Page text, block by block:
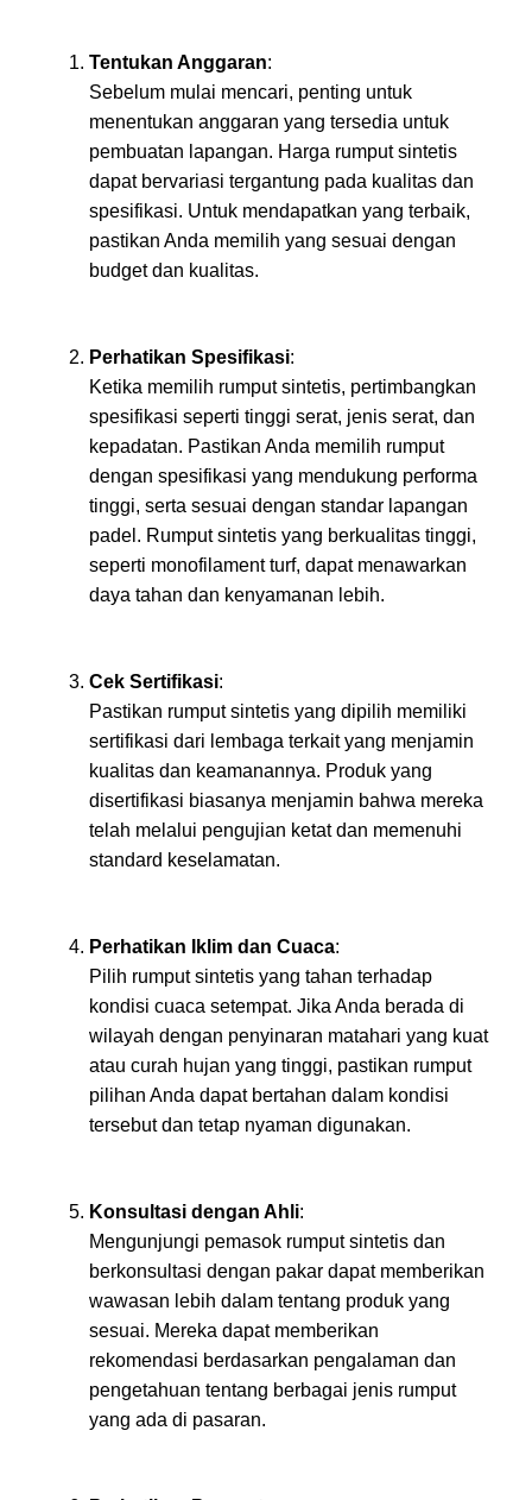
Tentukan Anggaran:
Sebelum mulai mencari, penting untuk
menentukan anggaran yang tersedia untuk
pembuatan lapangan. Harga rumput sintetis
dapat bervariasi tergantung pada kualitas dan
spesifikasi. Untuk mendapatkan yang terbaik,
pastikan Anda memilih yang sesuai dengan
budget dan kualitas.
Perhatikan Spesifikasi:
Ketika memilih rumput sintetis, pertimbangkan
spesifikasi seperti tinggi serat, jenis serat, dan
kepadatan. Pastikan Anda memilih rumput
dengan spesifikasi yang mendukung performa
tinggi, serta sesuai dengan standar lapangan
padel. Rumput sintetis yang berkualitas tinggi,
seperti monofilament turf, dapat menawarkan
daya tahan dan kenyamanan lebih.
Cek Sertifikasi:
Pastikan rumput sintetis yang dipilih memiliki
sertifikasi dari lembaga terkait yang menjamin
kualitas dan keamanannya. Produk yang
disertifikasi biasanya menjamin bahwa mereka
telah melalui pengujian ketat dan memenuhi
standard keselamatan.
Perhatikan Iklim dan Cuaca:
Pilih rumput sintetis yang tahan terhadap
kondisi cuaca setempat. Jika Anda berada di
wilayah dengan penyinaran matahari yang kuat
atau curah hujan yang tinggi, pastikan rumput
pilihan Anda dapat bertahan dalam kondisi
tersebut dan tetap nyaman digunakan.
Konsultasi dengan Ahli:
Mengunjungi pemasok rumput sintetis dan
berkonsultasi dengan pakar dapat memberikan
wawasan lebih dalam tentang produk yang
sesuai. Mereka dapat memberikan
rekomendasi berdasarkan pengalaman dan
pengetahuan tentang berbagai jenis rumput
yang ada di pasaran.